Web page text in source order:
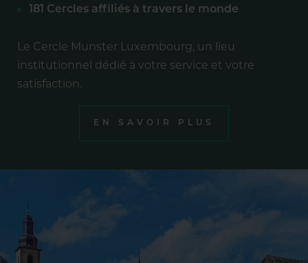
181 Cercles affiliés à travers le monde
Le Cercle Munster Luxembourg, un lieu
institutionnel dédié à votre service et votre
satisfaction.
EN SAVOIR PLUS